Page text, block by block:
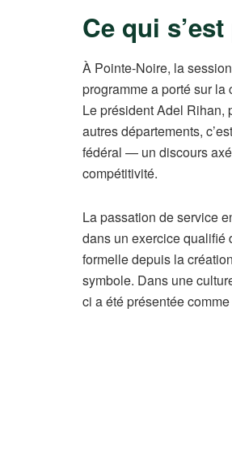
Ce qui
À Pointe-Noire, la
programme a porté sur
Le président Adel Rihan,
autres départements,
fédéral — un discours
compétitivité.
La passation de service
dans un exercice qualifié
formelle depuis la
symbole. Dans une
ci a été présentée